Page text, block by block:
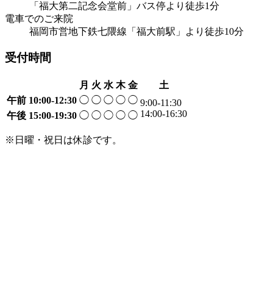
「福大第二記念会堂前」バス停より徒歩1分
電車でのご来院
福岡市営地下鉄七隈線「福大前駅」より徒歩10分
受付時間
月 火 水 木 金
土
午前 10:00-12:30 ◯ ◯ ◯ ◯ ◯ 9:00-11:30
14:00-16:30
午後 15:00-19:30 ◯ ◯ ◯ ◯ ◯
※日曜・祝日は休診です。